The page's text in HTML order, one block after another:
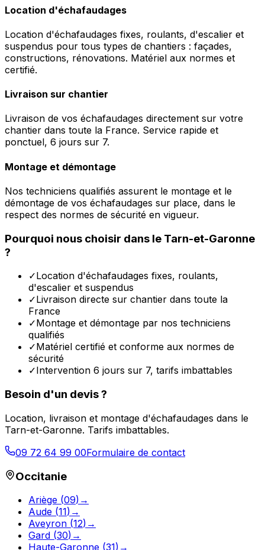
Location d'échafaudages
Location d'échafaudages fixes, roulants, d'escalier et
suspendus pour tous types de chantiers : façades,
constructions, rénovations. Matériel aux normes et
certifié.
Livraison sur chantier
Livraison de vos échafaudages directement sur votre
chantier dans toute la France. Service rapide et
ponctuel, 6 jours sur 7.
Montage et démontage
Nos techniciens qualifiés assurent le montage et le
démontage de vos échafaudages sur place, dans le
respect des normes de sécurité en vigueur.
Pourquoi nous choisir dans le Tarn-et-Garonne
?
✓Location d'échafaudages fixes, roulants,
d'escalier et suspendus
✓Livraison directe sur chantier dans toute la
France
✓Montage et démontage par nos techniciens
qualifiés
✓Matériel certifié et conforme aux normes de
sécurité
✓Intervention 6 jours sur 7, tarifs imbattables
Besoin d'un devis ?
Location, livraison et montage d'échafaudages dans le
Tarn-et-Garonne. Tarifs imbattables.
09 72 64 99 00Formulaire de contact
Occitanie
Ariège (09) →
Aude (11) →
Aveyron (12) →
Gard (30) →
Haute-Garonne (31) →